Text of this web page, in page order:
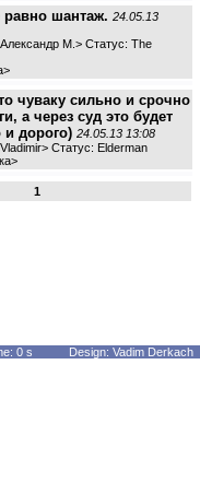
шантаж. 24.05.13
М.> Статус: The
>
чуваку сильно и срочно
а через суд это будет
и дорого) 24.05.13 13:08
Статус: Elderman
>
1
0 s Design: Vadim Derkach